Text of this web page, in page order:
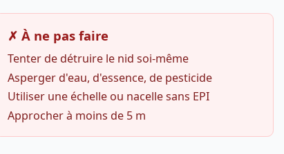
✗ À ne pas faire
Tenter de détruire le nid soi-même
Asperger d'eau, d'essence, de pesticide
Utiliser une échelle ou nacelle sans EPI
Approcher à moins de 5 m